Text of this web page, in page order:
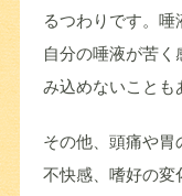
るつわりです。唾
自分の唾液が苦
み込めないことも
その他、頭痛や
不快感、嗜好の変